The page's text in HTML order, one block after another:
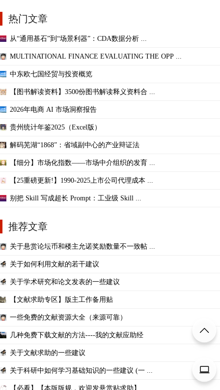
热门文章
从“通用基石”到“场景利器”：CDA数据分析 ...
MULTINATIONAL FINANCE EVALUATING THE OPP ...
中东欧七国经贸与投资概览
【图书解读资料】3500份图书解读释义资料合 ...
2026年电商 AI 市场洞察报告
贵州统计年鉴2025（Excel版）
解码芜湖“1868”：省域副中心的产业辩证法
【细分】市场化指数——市场中介组织的发育 ...
【25重磅更新!】1990-2025上市公司代理成本 ...
别把 Skill 写成超长 Prompt：工业级 Skill ...
推荐文章
关于悬赏论坛币和楼主允诺奖励数量不一致帖 ...
关于如何利用文献的若干建议
关于学术研究和论文发表的一些建议
【文献求助专区】版主工作备用贴
一些免费的文献资源大全（来源可靠）
几种免费下载文献的方法----我的文献应助经
关于文献求助的一些建议
关于科研中如何学习基础知识的一些建议 (一 ...
【必看】【本版版规，欢迎发悬赏贴求助】